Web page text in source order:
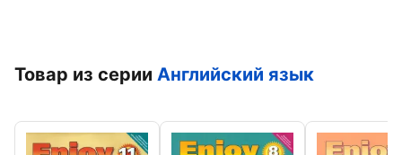
Товар из серии Английский язык